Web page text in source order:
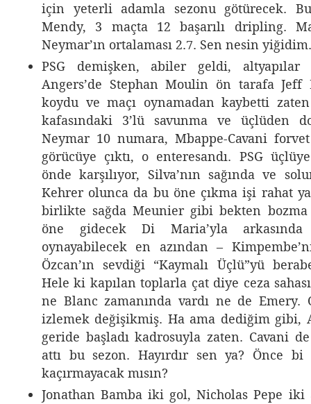
için yeterli adamla sezonu götürecek.
Mendy, 3 maçta 12 başarılı dripling.
Neymar’ın ortalaması 2.7. Sen nesin yiğidim.
PSG demişken, abiler geldi, altyapılar
Angers’de Stephan Moulin ön tarafa Jeff
koydu ve maçı oynamadan kaybetti
kafasındaki 3’lü savunma ve üçlüden
Neymar 10 numara, Mbappe-Cavani
görücüye çıktı, o enteresandı. PSG
önde karşılıyor, Silva’nın sağında ve
Kehrer olunca da bu öne çıkma işi rahat
birlikte sağda Meunier gibi bekten
öne gidecek Di Maria’yla
oynayabilecek en azından –
Özcan’ın sevdiği “Kaymalı Üçlü”yü
Hele ki kapılan toplarla çat diye ceza
ne Blanc zamanında vardı ne de Emery.
izlemek değişikmiş. Ha ama dediğim gibi,
geride başladı kadrosuyla zaten. Cavani
attı bu sezon. Hayırdır sen ya? Önce bi
kaçırmayacak mısın?
Jonathan Bamba iki gol, Nicholas Pepe